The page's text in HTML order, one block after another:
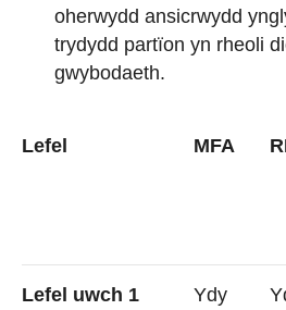
oherwydd ansicrwydd
trydydd partïon yn rheoli
gwybodaeth.
Lefel MFA
Lefel uwch 1 Ydy